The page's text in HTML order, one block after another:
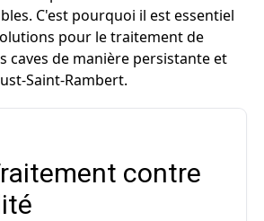
C'est pourquoi il est essentiel
pour le traitement de
caves de manière persistante et
Saint-Rambert.
contre